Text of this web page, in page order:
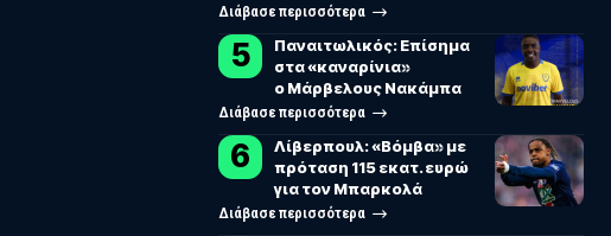
Διάβασε περισσότερα
Παναιτωλικός: Επίσημα
στα «καναρίνια»
ο Μάρβελους Νακάμπα
Διάβασε περισσότερα
Λίβερπουλ: «Βόμβα» με
πρόταση 115 εκατ. ευρώ
για τον Μπαρκολά
Διάβασε περισσότερα